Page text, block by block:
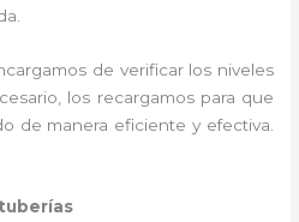
de verificar los niveles
los recargamos para que
de manera eficiente y efectiva.